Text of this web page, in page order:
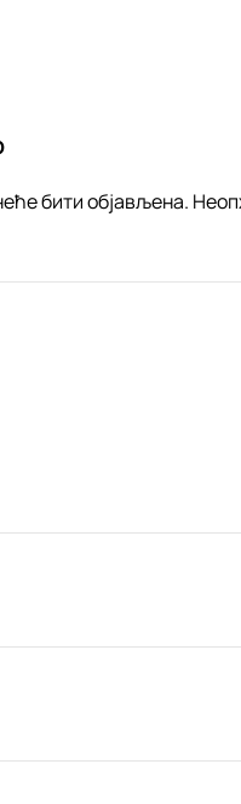
бити објављена.